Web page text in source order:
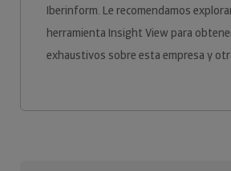
Iberinform. Le recomendamos
herramienta Insight View para
exhaustivos sobre esta empresa y